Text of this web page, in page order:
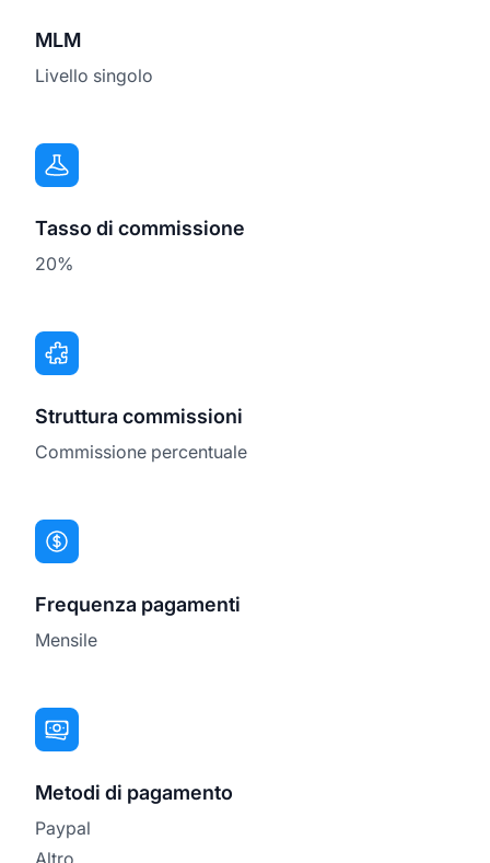
MLM
Livello singolo
Tasso di commissione
20%
Struttura commissioni
Commissione percentuale
Frequenza pagamenti
Mensile
Metodi di pagamento
Paypal
Altro